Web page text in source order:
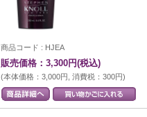
商品コード : HJEA
販売価格：3,300円(税込)
(本体価格：3,000円, 消費税：300円)